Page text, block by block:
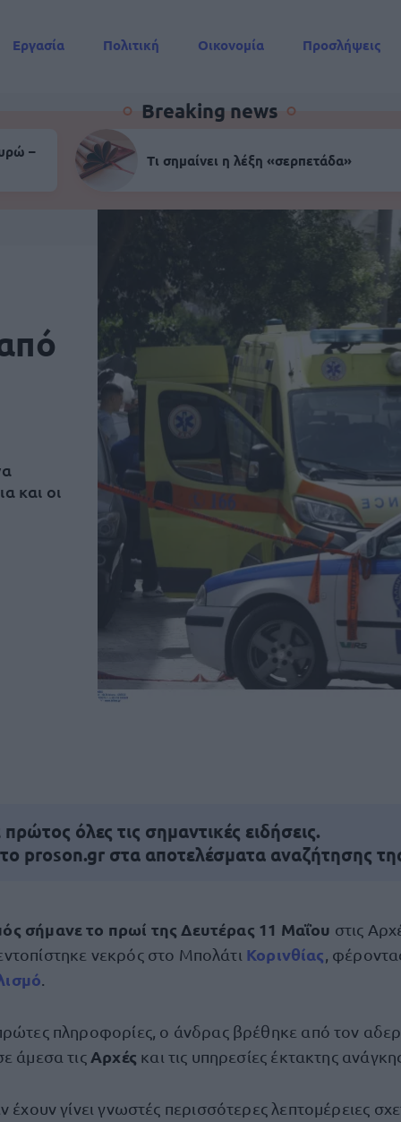
Εργασία Πολιτική Οικονομία
Προσλήψεις
Breaking news
–
Τι σημαίνει η λέξη «σερπετάδα»
και οι
όλες τις σημαντικές ειδήσεις.
proson.gr στα αποτελέσματα αναζήτησης
σήμανε το πρωί της Δευτέρας 11 Μαΐου στις
νεκρός στο Μπολάτι Κορινθίας ,
πληροφορίες, ο άνδρας βρέθηκε από τον
άμεσα τις Αρχές και τις υπηρεσίες έκτακτης
έχουν γίνει γνωστές περισσότερες λεπτομέρειες